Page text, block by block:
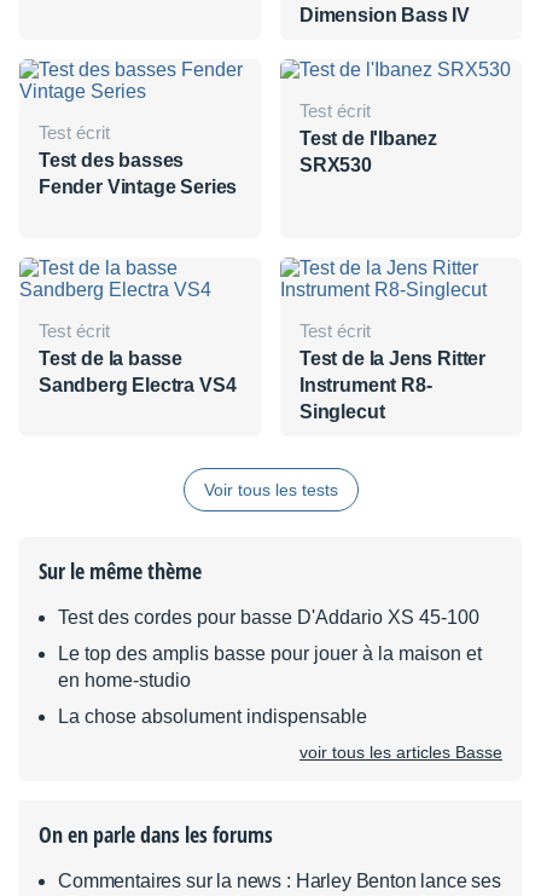
Dimension Bass IV
Test écrit
Test des basses
Fender Vintage Series
Test écrit
Test de l'Ibanez
SRX530
Test écrit
Test de la basse
Sandberg Electra VS4
Test écrit
Test de la Jens Ritter
Instrument R8-
Singlecut
Voir tous les tests
Sur le même thème
Test des cordes pour basse D'Addario XS 45-100
Le top des amplis basse pour jouer à la maison et
en home-studio
La chose absolument indispensable
voir tous les articles Basse
On en parle dans les forums
Commentaires sur la news : Harley Benton lance ses